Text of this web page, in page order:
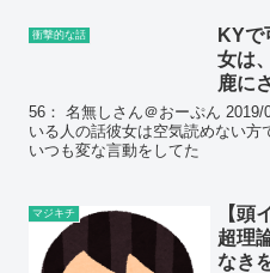
衝撃的な話
KYで
女は
鹿に
か？
56： 名無しさん＠おーぷん
いる人の話彼女は空気読めない方
いつも変な言動をしてた
マジキチ
【頭
超理
なき